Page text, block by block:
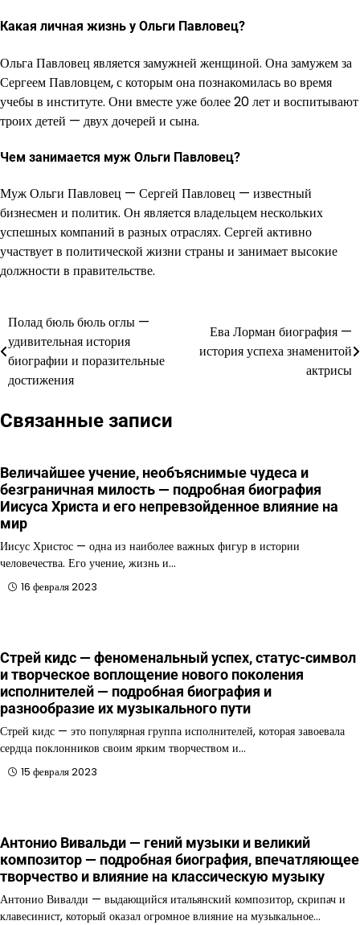
Какая личная жизнь у Ольги Павловец?
Ольга Павловец является замужней женщиной. Она замужем за
Сергеем Павловцем, с которым она познакомилась во время
учебы в институте. Они вместе уже более 20 лет и воспитывают
троих детей — двух дочерей и сына.
Чем занимается муж Ольги Павловец?
Муж Ольги Павловец — Сергей Павловец — известный
бизнесмен и политик. Он является владельцем нескольких
успешных компаний в разных отраслях. Сергей активно
участвует в политической жизни страны и занимает высокие
должности в правительстве.
Навигация
по
записям
Полад бюль бюль оглы —
удивительная история
биографии и поразительные
достижения
Ева Лорман биография —
история успеха знаменитой
актрисы
Связанные записи
Величайшее учение, необъяснимые чудеса и
безграничная милость — подробная биография
Иисуса Христа и его непревзойденное влияние на
мир
Иисус Христос — одна из наиболее важных фигур в истории
человечества. Его учение, жизнь и…
16 февраля 2023
Стрей кидс — феноменальный успех, статус-символ
и творческое воплощение нового поколения
исполнителей — подробная биография и
разнообразие их музыкального пути
Стрей кидс — это популярная группа исполнителей, которая завоевала
сердца поклонников своим ярким творчеством и…
15 февраля 2023
Антонио Вивальди — гений музыки и великий
композитор — подробная биография, впечатляющее
творчество и влияние на классическую музыку
Антонио Вивалди — выдающийся итальянский композитор, скрипач и
клавесинист, который оказал огромное влияние на музыкальное…